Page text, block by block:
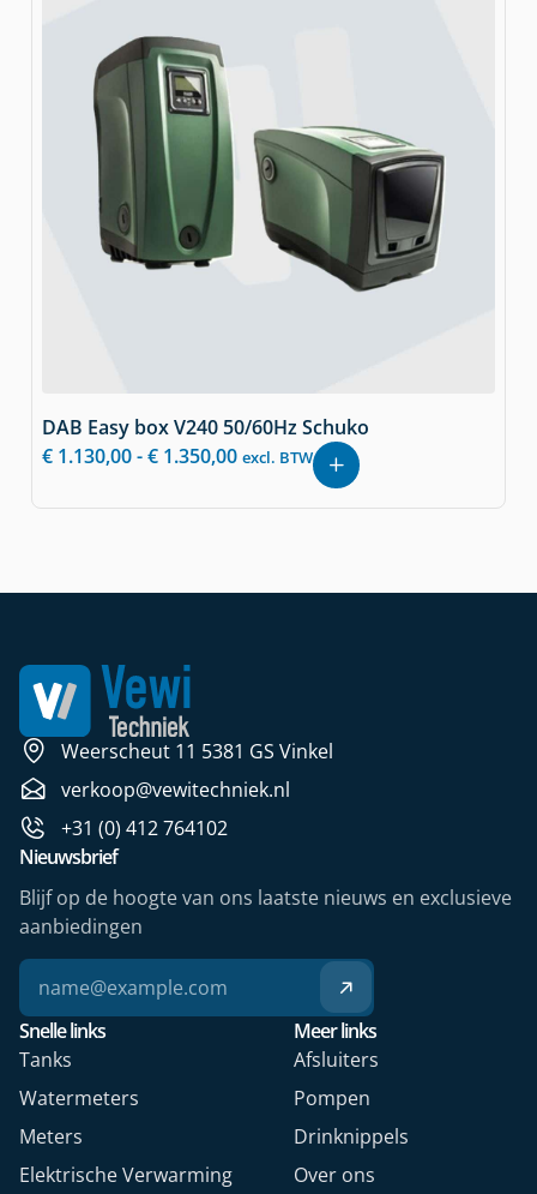
DAB Easy box V240 50/60Hz Schuko
€ 1.130,00-€ 1.350,00 excl. BTW
Weerscheut 11 5381 GS Vinkel
verkoop@vewitechniek.nl
+31 (0) 412 764102
Snelle links
Tanks
Watermeters
Meters
Elektrische Verwarming
Meer links
Afsluiters
Pompen
Drinknippels
Over ons
Nieuwsbrief
Blijf op de hoogte van ons laatste nieuws en exclusieve
aanbiedingen